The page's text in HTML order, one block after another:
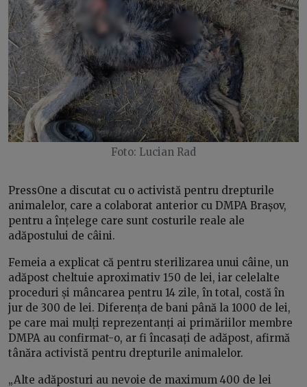
Foto: Lucian Rad
PressOne a discutat cu o activistă pentru drepturile
animalelor, care a colaborat anterior cu DMPA Brașov,
pentru a înțelege care sunt costurile reale ale
adăpostului de câini.
Femeia a explicat că pentru sterilizarea unui câine, un
adăpost cheltuie aproximativ 150 de lei, iar celelalte
proceduri și mâncarea pentru 14 zile, în total, costă în
jur de 300 de lei. Diferența de bani până la 1000 de lei,
pe care mai mulți reprezentanți ai primăriilor membre
DMPA au confirmat-o, ar fi încasați de adăpost, afirmă
tânăra activistă pentru drepturile animalelor.
„Alte adăposturi au nevoie de maximum 400 de lei